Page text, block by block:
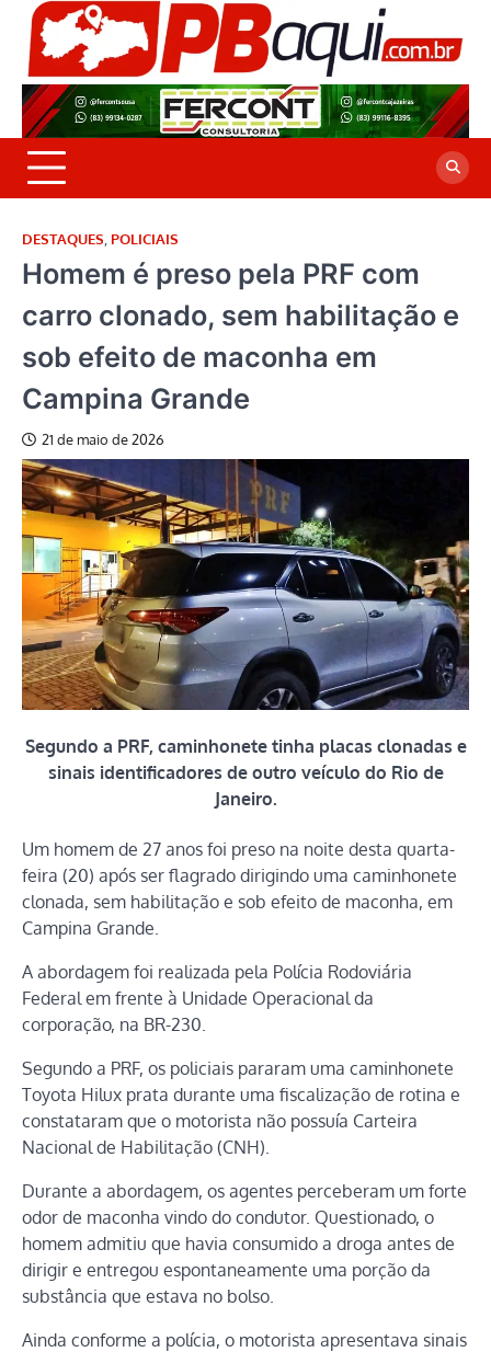
Skip
content
DESTAQUES POLICIAIS
Homem é preso pela PRF com
carro clonado, sem habilitação e
sob efeito de maconha em
Campina Grande
21 de maio de 2026
Segundo a PRF, caminhonete tinha placas clonadas e
sinais identificadores de outro veículo do Rio de
Janeiro.
Um homem de 27 anos foi preso na noite desta quarta-
feira (20) após ser flagrado dirigindo uma caminhonete
clonada, sem habilitação e sob efeito de maconha, em
Campina Grande.
A abordagem foi realizada pela Polícia Rodoviária
Federal em frente à Unidade Operacional da
corporação, na BR-230.
Segundo a PRF, os policiais pararam uma caminhonete
Toyota Hilux prata durante uma fiscalização de rotina e
constataram que o motorista não possuía Carteira
Nacional de Habilitação (CNH).
Durante a abordagem, os agentes perceberam um forte
odor de maconha vindo do condutor. Questionado, o
homem admitiu que havia consumido a droga antes de
dirigir e entregou espontaneamente uma porção da
substância que estava no bolso.
Ainda conforme a polícia, o motorista apresentava sinais